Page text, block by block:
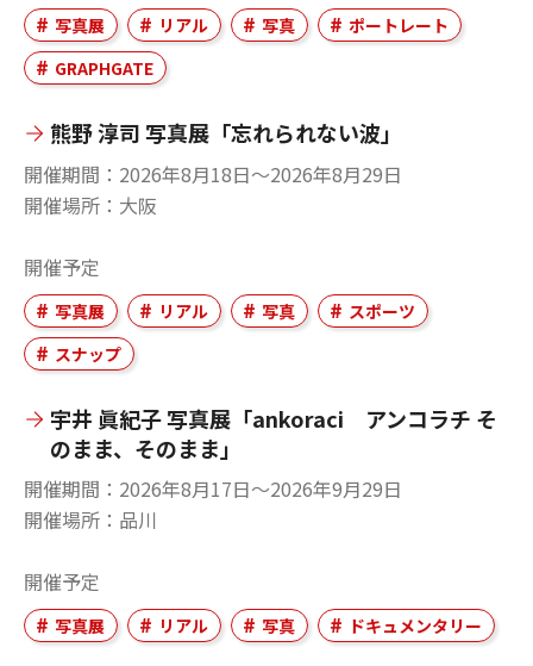
写真展 リアル 写真
ポートレート
GRAPHGATE
熊野 淳司 写真展「忘れられない波」
開催期間
2026年8月18日〜2026年8月29日
開催場所
大阪
開催予定
写真展 リアル 写真
スポーツ
スナップ
宇井 眞紀子 写真展「ankoraci アンコラチ そ
のまま、そのまま」
開催期間
2026年8月17日〜2026年9月29日
開催場所
品川
開催予定
写真展 リアル 写真 ドキュメンタリー